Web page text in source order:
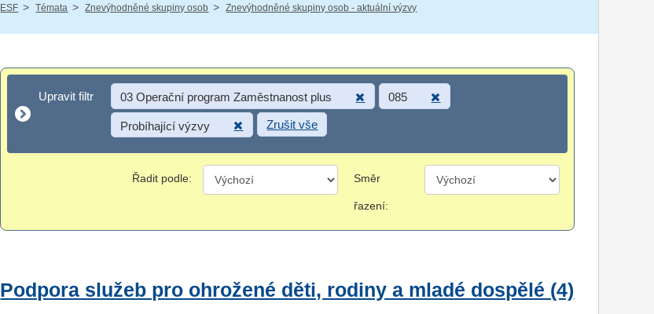
ESF / Témata / Znevýhodněné skupiny osob / Znevýhodněné skupiny osob - aktuální výzvy
Upravit filtr
Upravit filtr 03 Operační program Zaměstnanost plus 085
Probíhající výzvy Zrušit vše
Řadit podle: Směr
řazení:
Podpora služeb pro ohrožené děti, rodiny a mladé dospělé (4)